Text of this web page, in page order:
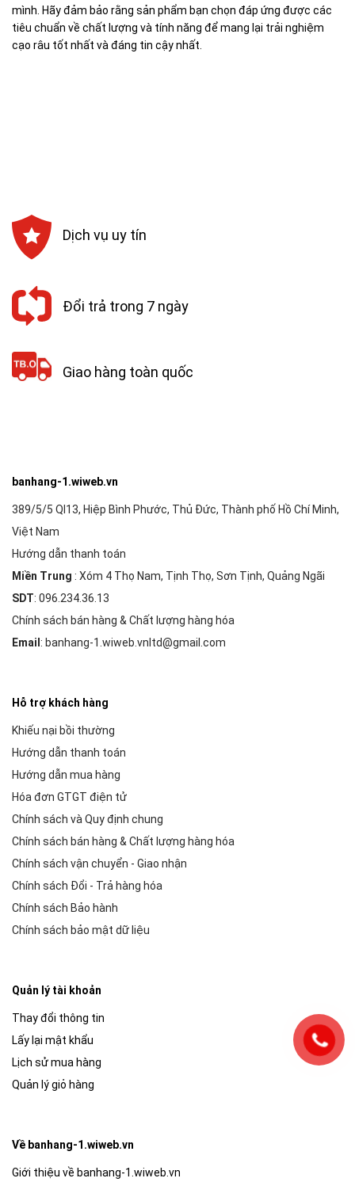
mình. Hãy đảm bảo rằng sản phẩm bạn chọn đáp ứng được các
tiêu chuẩn về chất lượng và tính năng để mang lại trải nghiệm
cạo râu tốt nhất và đáng tin cậy nhất.
Dịch vụ uy tín
Đổi trả trong 7 ngày
Giao hàng toàn quốc
banhang-1.wiweb.vn
389/5/5 Ql13, Hiệp Bình Phước, Thủ Đức, Thành phố Hồ Chí Minh,
Việt Nam
Hướng dẫn thanh toán
Miền Trung : Xóm 4 Thọ Nam, Tịnh Thọ, Sơn Tịnh, Quảng Ngãi
SDT: 096.234.36.13
Chính sách bán hàng & Chất lượng hàng hóa
Email : banhang-1.wiweb.vnltd@gmail.com
Hỗ trợ khách hàng
Khiếu nại bồi thường
Hướng dẫn thanh toán
Hướng dẫn mua hàng
Hóa đơn GTGT điện tử
Chính sách và Quy định chung
Chính sách bán hàng & Chất lượng hàng hóa
Chính sách vận chuyển - Giao nhận
Chính sách Đổi - Trả hàng hóa
Chính sách Bảo hành
Chính sách bảo mật dữ liệu
Quản lý tài khoản
Thay đổi thông tin
Lấy lại mật khẩu
Lịch sử mua hàng
Quản lý giỏ hàng
Về banhang-1.wiweb.vn
Giới thiệu về banhang-1.wiweb.vn